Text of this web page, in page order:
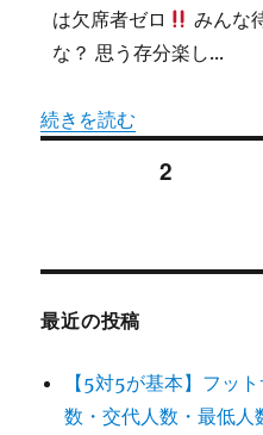
は欠席者ゼロ
みんな
な？ 思う存分楽し...
続きを読む
の
ペ
ー
固定ページ2
最近の投稿
【5対5が基本】フッ
数・交代人数・最低